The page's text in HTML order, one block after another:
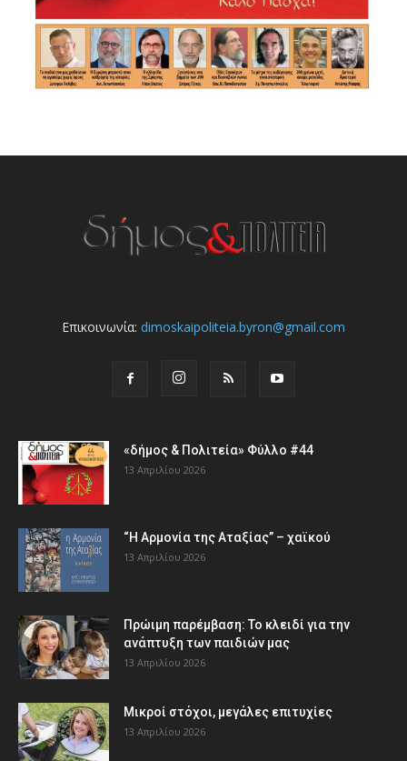
Επικοινωνία: dimoskaipoliteia.byron@gmail.com
«δήμος & Πολιτεία» Φύλλο #44
13 Απριλίου 2026
“Η Αρμονία της Αταξίας” – χαϊκού
13 Απριλίου 2026
Πρώιμη παρέμβαση: Το κλειδί για την
ανάπτυξη των παιδιών µας
13 Απριλίου 2026
Μικροί στόχοι, μεγάλες επιτυχίες
13 Απριλίου 2026